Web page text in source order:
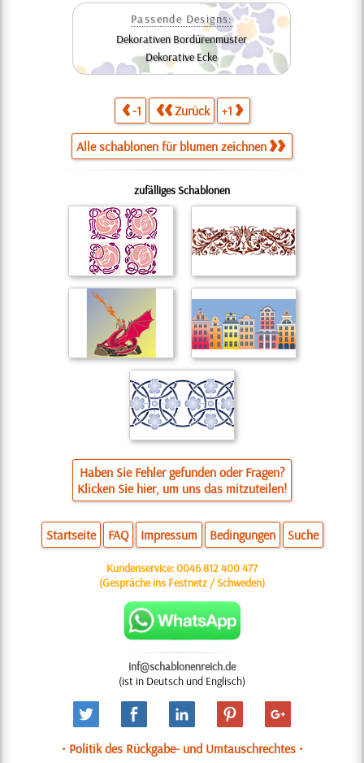
Passende Designs:
Dekorativen Bordürenmuster
Dekorative Ecke
-1 Zurück +1
Alle schablonen für blumen zeichnen
zufälliges Schablonen
Haben Sie Fehler gefunden oder Fragen?
Klicken Sie hier, um uns das mitzuteilen!
Startseite FAQ Impressum Bedingungen Suche
Kundenservice:0046 812 400 477
(Gespräche ins Festnetz / Schweden)
inf@schablonenreich.de
(ist in Deutsch und Englisch)
• Politik des Rückgabe- und Umtauschrechtes •